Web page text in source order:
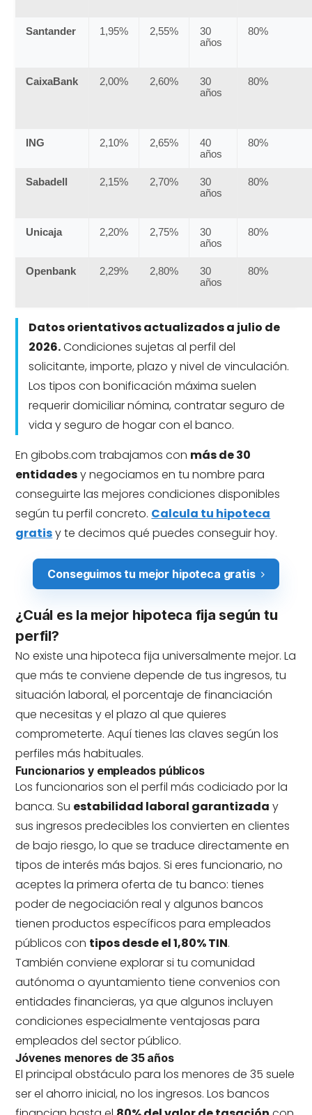
Santander 1,95% 2,55%
30
años
80%
CaixaBank 2,00% 2,60%
30
años
80%
ING 2,10% 2,65%
40
años
80%
Sabadell 2,15% 2,70%
30
años
80%
Unicaja 2,20% 2,75%
30
años
80%
Openbank 2,29% 2,80%
30
años
80%
Datos orientativos actualizados a julio de
2026.Condiciones sujetas al perfil del
solicitante, importe, plazo y nivel de vinculación.
Los tipos con bonificación máxima suelen
requerir domiciliar nómina, contratar seguro de
vida y seguro de hogar con el banco.
En gibobs.com trabajamos con más de 30
entidadesy negociamos en tu nombre para
conseguirte las mejores condiciones disponibles
según tu perfil concreto. Calcula tu hipoteca
gratisy te decimos qué puedes conseguir hoy.
Conseguimos tu mejor hipoteca gratis
¿Cuál es la mejor hipoteca fija según tu
perfil?
No existe una hipoteca fija universalmente mejor. La
que más te conviene depende de tus ingresos, tu
situación laboral, el porcentaje de financiación
que necesitas y el plazo al que quieres
comprometerte. Aquí tienes las claves según los
perfiles más habituales.
Funcionarios y empleados públicos
Los funcionarios son el perfil más codiciado por la
banca. Su estabilidad laboral garantizada y
sus ingresos predecibles los convierten en clientes
de bajo riesgo, lo que se traduce directamente en
tipos de interés más bajos. Si eres funcionario, no
aceptes la primera oferta de tu banco: tienes
poder de negociación real y algunos bancos
tienen productos específicos para empleados
públicos con tipos desde el 1,80% TIN.
También conviene explorar si tu comunidad
autónoma o ayuntamiento tiene convenios con
entidades financieras, ya que algunos incluyen
condiciones especialmente ventajosas para
empleados del sector público.
Jóvenes menores de 35 años
El principal obstáculo para los menores de 35 suele
ser el ahorro inicial, no los ingresos. Los bancos